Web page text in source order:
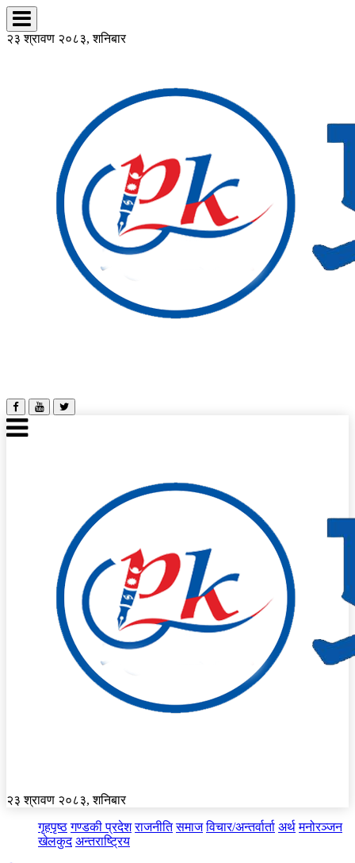
२३ श्रावण २०८३, शनिबार
२३ श्रावण २०८३, शनिबार
गृहपृष्ठ गण्डकी प्रदेश राजनीति समाज विचार/अन्तर्वार्ता अर्थ मनोरञ्जन
खेलकुद अन्तराष्ट्रिय